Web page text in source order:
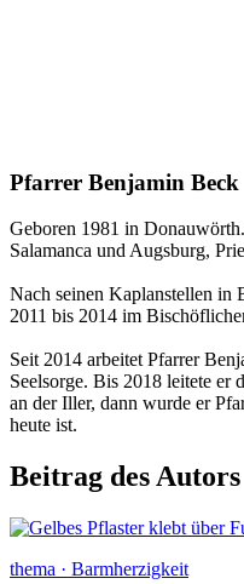
Pfarrer Benjamin Beck
Geboren 1981 in
Salamanca und Augsburg,
Nach seinen Kaplanstellen in
2011 bis 2014 im
Seit 2014 arbeitet Pfarrer
Seelsorge. Bis 2018 leitete er
an der Iller, dann wurde er
heute ist.
Beitrag des Autors
thema · Barmherzigkeit